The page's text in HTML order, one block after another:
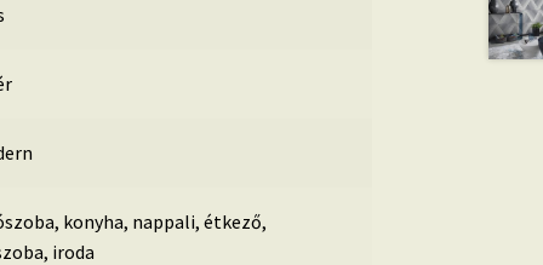
konyha, nappali, étkező,
iroda